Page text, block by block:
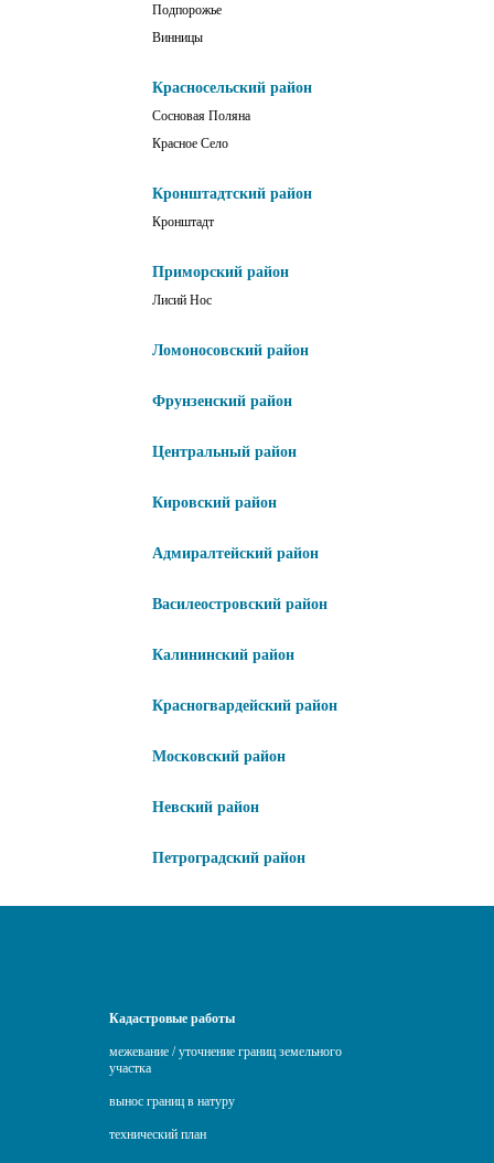
Подпорожье
Винницы
Красносельский район
Сосновая Поляна
Красное Село
Кронштадтский район
Кронштадт
Приморский район
Лисий Нос
Ломоносовский район
Фрунзенский район
Центральный район
Кировский район
Адмиралтейский район
Василеостровский район
Калининский район
Красногвардейский район
Московский район
Невский район
Петроградский район
Кадастровые работы
межевание / уточнение границ земельного
участка
вынос границ в натуру
технический план